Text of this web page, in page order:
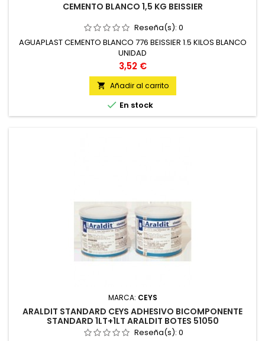
CEMENTO BLANCO 1,5 KG BEISSIER
Reseña(s): 0
AGUAPLAST CEMENTO BLANCO 776 BEISSIER 1.5 KILOS BLANCO
UNIDAD
Precio
3,52 €
 Añadir al carrito
 En stock
MARCA: CEYS
ARALDIT STANDARD CEYS ADHESIVO BICOMPONENTE
STANDARD 1LT+1LT ARALDIT BOTES 51050
Reseña(s): 0